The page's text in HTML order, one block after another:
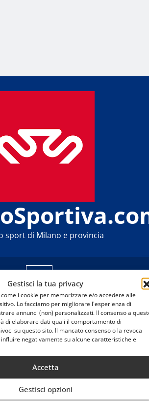
Gestisci la tua privacy
i cookie per memorizzare e/o accedere alle
Lo facciamo per migliorare l'esperienza di
annunci (non) personalizzati. Il consenso a
di elaborare dati quali il comportamento di
su questo sito. Il mancato consenso o la revoca
negativamente su alcune caratteristiche e
Accetta
Gestisci opzioni
sport di Milano e provincia
sbarca a Milano: il miglior
A2 pronto per la SuperLega